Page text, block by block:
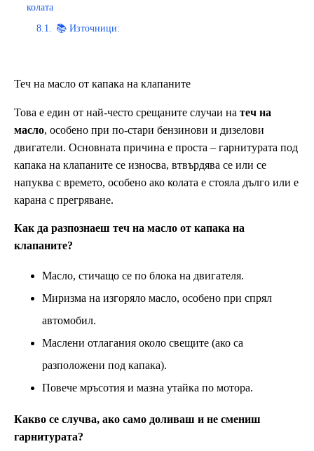
колата
8.1.
📚 Източници:
Теч на масло от капака на клапаните
Това е един от най-често срещаните случаи на теч на
масло, особено при по-стари бензинови и дизелови
двигатели. Основната причина е проста – гарнитурата под
капака на клапаните се износва, втвърдява се или се
напуква с времето, особено ако колата е стояла дълго или е
карана с прегряване.
Как да разпознаеш теч на масло от капака на
клапаните?
Масло, стичащо се по блока на двигателя.
Миризма на изгоряло масло, особено при спрял
автомобил.
Маслени отлагания около свещите (ако са
разположени под капака).
Повече мръсотия и мазна утайка по мотора.
Какво се случва, ако само доливаш и не смениш
гарнитурата?